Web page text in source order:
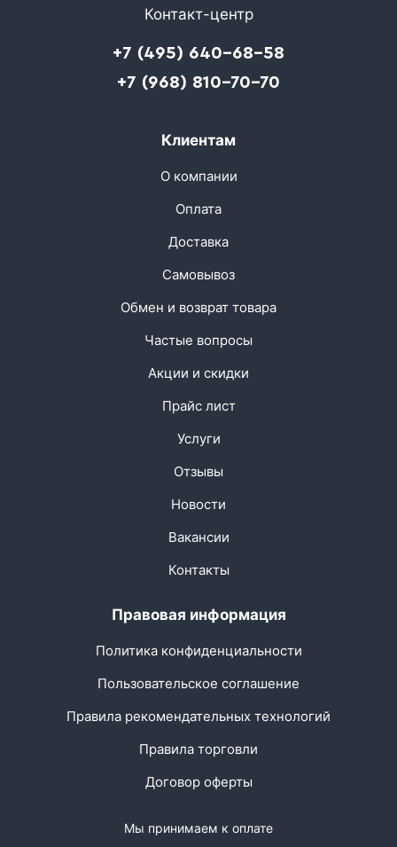
Контакт-центр
+7 (495) 640-68-58
+7 (968) 810-70-70
Клиентам
О компании
Оплата
Доставка
Самовывоз
Обмен и возврат товара
Частые вопросы
Акции и скидки
Прайс лист
Услуги
Отзывы
Новости
Вакансии
Контакты
Правовая информация
Политика конфиденциальности
Пользовательское соглашение
Правила рекомендательных технологий
Правила торговли
Договор оферты
Мы принимаем к оплате